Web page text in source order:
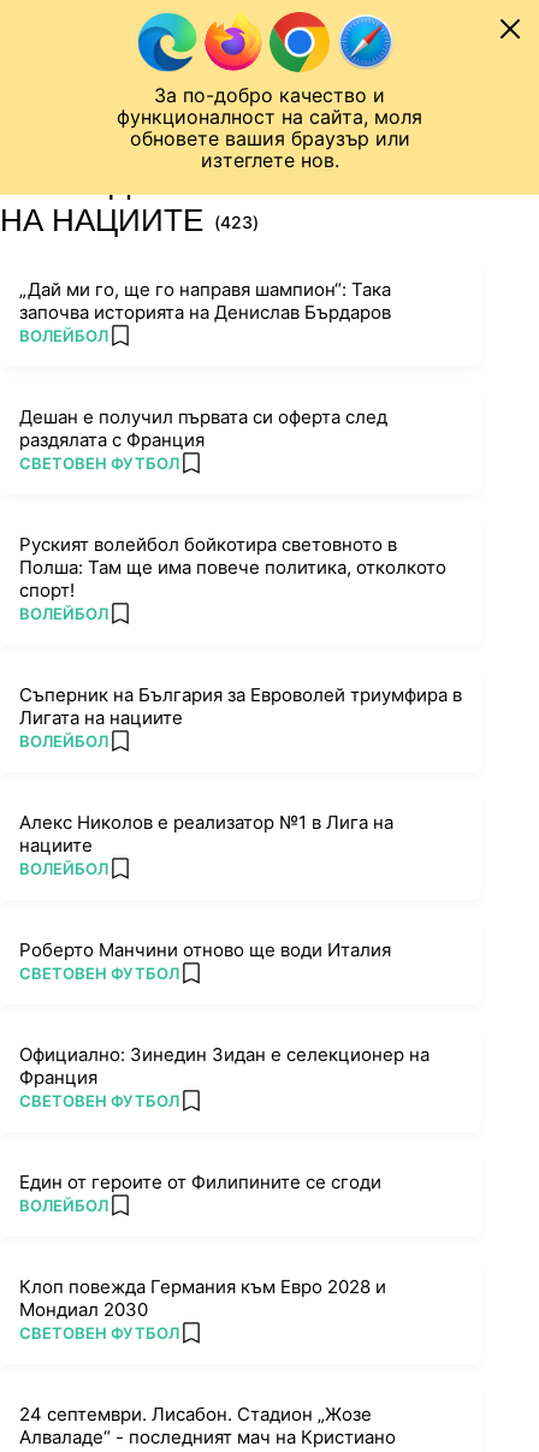
За по-добро качество и
функционалност на сайта, моля
обновете вашия браузър или
изтеглете нов.
Към съдържанието
Лига на Конференциите
НА НАЦИИТЕ (423)
„Дай ми го, ще го направя шампион“: Така
започва историята на Денислав Бърдаров
ПОВЕЧЕ ОТ
ВОЛЕЙБОЛ add favorites
Дешан е получил първата си оферта след
раздялата с Франция
ПОВЕЧЕ ОТ
СВЕТОВЕН ФУТБОЛ add favorites
Руският волейбол бойкотира световното в
Полша: Там ще има повече политика, отколкото
спорт!
ПОВЕЧЕ ОТ
ВОЛЕЙБОЛ add favorites
Съперник на България за Евроволей триумфира в
Лигата на нациите
ПОВЕЧЕ ОТ
ВОЛЕЙБОЛ add favorites
Алекс Николов е реализатор №1 в Лига на
нациите
ПОВЕЧЕ ОТ
ВОЛЕЙБОЛ add favorites
Роберто Манчини отново ще води Италия
ПОВЕЧЕ ОТ
СВЕТОВЕН ФУТБОЛ add favorites
Официално: Зинедин Зидан е селекционер на
Франция
ПОВЕЧЕ ОТ
СВЕТОВЕН ФУТБОЛ add favorites
Един от героите от Филипините се сгоди
ПОВЕЧЕ ОТ
ВОЛЕЙБОЛ add favorites
Клоп повежда Германия към Евро 2028 и
Мондиал 2030
ПОВЕЧЕ ОТ
СВЕТОВЕН ФУТБОЛ add favorites
24 септември. Лисабон. Стадион „Жозе
Алваладе“ - последният мач на Кристиано